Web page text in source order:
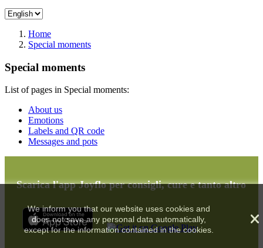
We inform you that our website uses cookies and
does not save any personal data automatically,
except for the information contained in the cookies.
Home
Special moments
Special moments
List of pages in Special moments:
About us
Emotions
Labels and QR code
Messages and pots
Scarica l'app Joyflo per consigli, cure e tanto altro